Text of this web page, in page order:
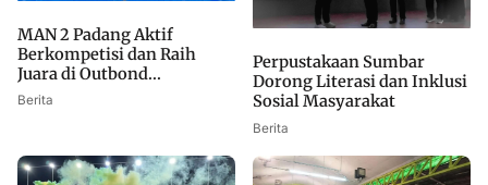
MAN 2 Padang Aktif
Berkompetisi dan Raih
Juara di Outbond...
Berita
Perpustakaan Sumbar
Dorong Literasi dan Inklusi
Sosial Masyarakat
Berita